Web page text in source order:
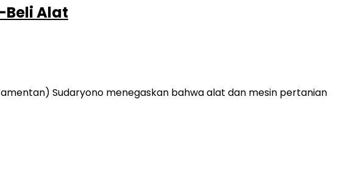
Alat
Sudaryono menegaskan bahwa alat dan mesin pertanian